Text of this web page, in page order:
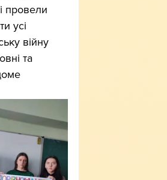
провели
усі
війну
та